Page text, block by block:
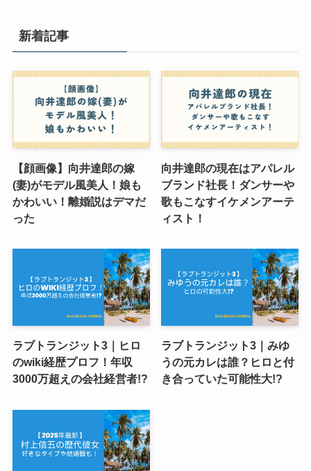
新着記事
【顔画像】向井達郎の嫁
(妻)がモデル風美人！娘も
かわいい！離婚説はデマだ
った
向井達郎の現在はアパレル
ブランド社長！ダンサーや
歌もこなすイケメンアーテ
ィスト！
ラブトランジット3｜ヒロ
のwiki経歴プロフ！年収
3000万超えの会社経営者!?
ラブトランジット3｜みゆ
うの元カレは誰？ヒロと付
き合っていた可能性大!?